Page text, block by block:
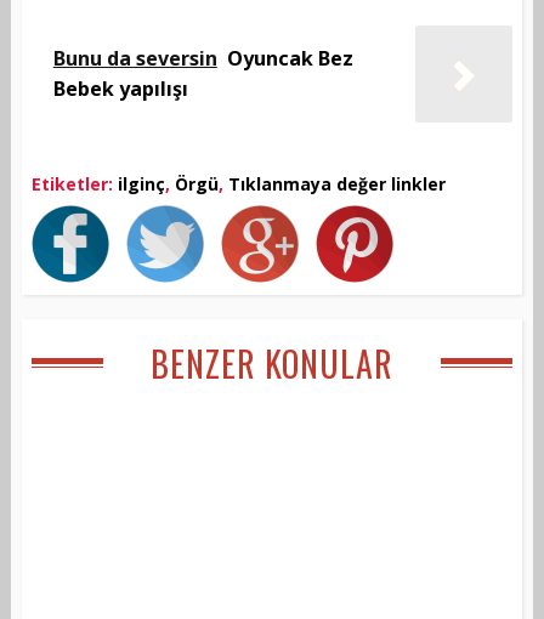
Bunu da seversin Oyuncak Bez
Bebek yapılışı
Etiketler: ilginç, Örgü, Tıklanmaya değer linkler
BENZER KONULAR